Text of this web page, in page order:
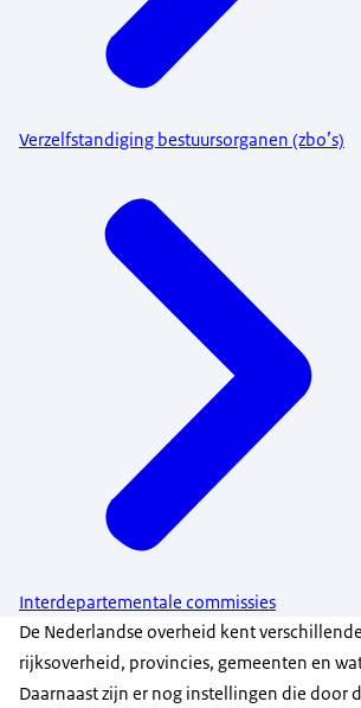
Verzelfstandiging bestuursorganen (zbo’s)
Interdepartementale commissies
De Nederlandse overheid kent
rijksoverheid, provincies, gemeenten en
Daarnaast zijn er nog instellingen die door